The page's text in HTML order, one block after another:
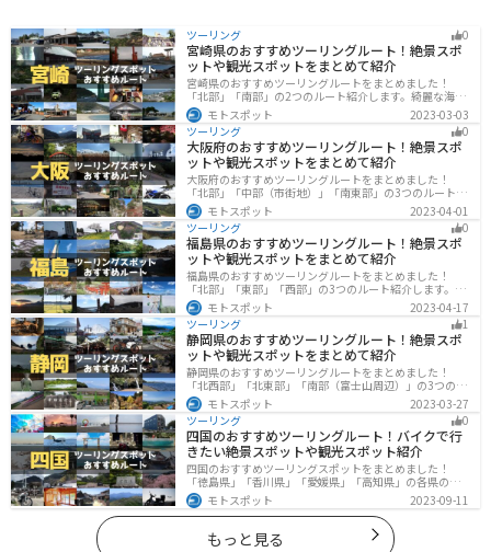
ツーリング 0
宮崎県のおすすめツーリングルート！絶景スポ
ットや観光スポットをまとめて紹介
宮崎県のおすすめツーリングルートをまとめました！
「北部」「南部」の2つのルート紹介します。綺麗な海岸
線が特徴的な海・自然豊かな山・趣のある神社を満喫す
るツーリングができます。バイクで宮崎県にツーリング
に行く際は参考にしてください。
モトスポット
2023-03-03
ツーリング
0
大阪府のおすすめツーリングルート！絶景スポ
ットや観光スポットをまとめて紹介
大阪府のおすすめツーリングルートをまとめました！
「北部」「中部（市街地）」「南東部」の3つのルート紹
介します。歴史と近代が融合した魅力的なエリアで様々
な楽しみ方ができます。バイクで大阪府にツーリングに
行く際は参考にしてください。
モトスポット
2023-04-01
ツーリング
0
福島県のおすすめツーリングルート！絶景スポ
ットや観光スポットをまとめて紹介
福島県のおすすめツーリングルートをまとめました！
「北部」「東部」「西部」の3つのルート紹介します。内
陸部には山々が連なり、海岸線は太平洋に面してるので
観光スポットが多数あります。バイクで福島県にツーリ
ングに行く際は参考にしてください。
モトスポット
2023-04-17
ツーリング
1
静岡県のおすすめツーリングルート！絶景スポ
ットや観光スポットをまとめて紹介
静岡県のおすすめツーリングルートをまとめました！
「北西部」「北東部」「南部（富士山周辺）」の3つのル
ート紹介します。富士山を中心に自然豊かな景色や食事
を楽しめるスポットが多数あります。バイクで静岡県に
ツーリングに行く際は参考にしてください。
モトスポット
2023-03-27
ツーリング
0
四国のおすすめツーリングルート！バイクで行
きたい絶景スポットや観光スポット紹介
四国のおすすめツーリングスポットをまとめました！
「徳島県」「香川県」「愛媛県」「高知県」の各県の観
光地紹介します。自然豊かな山々や湖、温泉地が点在
し、四季折々の景色を楽しめるスポットが多数ありま
す。バイクで四国にツーリングに行く際は参考にしてく
ださい。
モトスポット 2023-09-11
もっと見る